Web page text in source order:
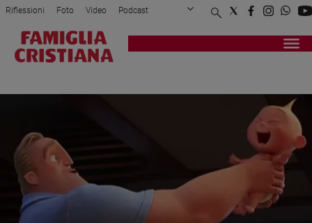
Attualità
Economia
giustizia
Sport
Riflessioni Foto Video Podcast
Privacy Policy Chi siamo
Registrati Redazione